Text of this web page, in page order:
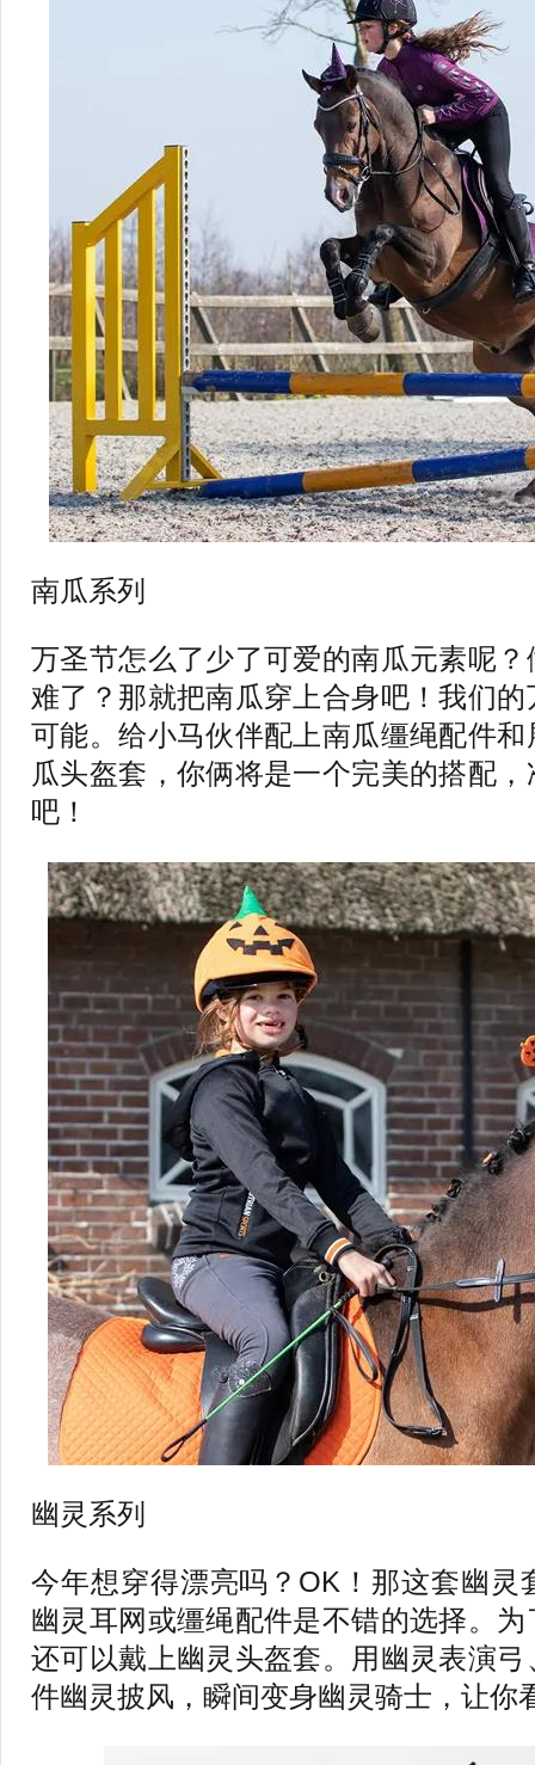
南瓜系列
万圣节怎么了少了可爱的南瓜元素呢
难了？那就把南瓜穿上合身吧！我们
可能。给小马伙伴配上南瓜缰绳配件
瓜头盔套，你俩将是一个完美的搭配
吧！
幽灵系列
今年想穿得漂亮吗？OK！那这套幽灵
幽灵耳网或缰绳配件是不错的选择。
还可以戴上幽灵头盔套。用幽灵表演
件幽灵披风，瞬间变身幽灵骑士，让你